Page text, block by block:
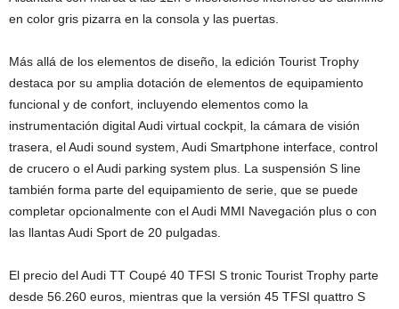
en color gris pizarra en la consola y las puertas.
Más allá de los elementos de diseño, la edición Tourist Trophy
destaca por su amplia dotación de elementos de equipamiento
funcional y de confort, incluyendo elementos como la
instrumentación digital Audi virtual cockpit, la cámara de visión
trasera, el Audi sound system, Audi Smartphone interface, control
de crucero o el Audi parking system plus. La suspensión S line
también forma parte del equipamiento de serie, que se puede
completar opcionalmente con el Audi MMI Navegación plus o con
las llantas Audi Sport de 20 pulgadas.
El precio del Audi TT Coupé 40 TFSI S tronic Tourist Trophy parte
desde 56.260 euros, mientras que la versión 45 TFSI quattro S